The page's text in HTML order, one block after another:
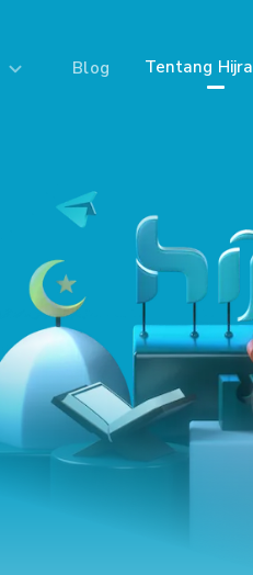
Blog Tentang Hijra